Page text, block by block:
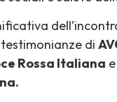
di
Rossa Italiana